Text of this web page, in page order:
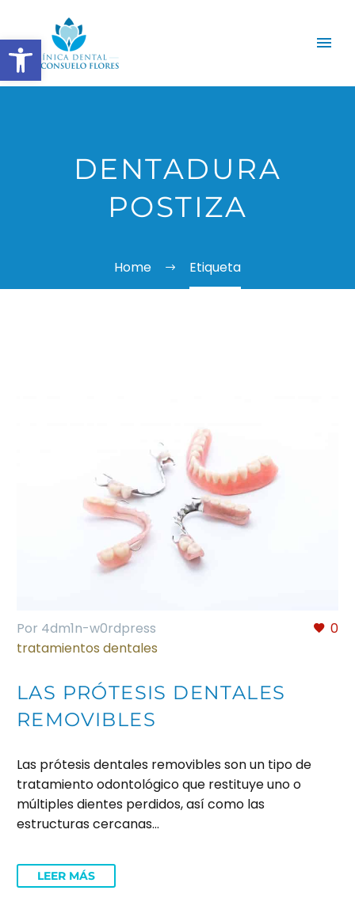
DENTADURA
POSTIZA
Home Etiqueta
0
Por 4dm1n-w0rdpress
tratamientos dentales
LAS PRÓTESIS DENTALES
REMOVIBLES
Las prótesis dentales removibles son un tipo de
tratamiento odontológico que restituye uno o
múltiples dientes perdidos, así como las
estructuras cercanas…
LEER MÁS
Abrir barra de herramientas